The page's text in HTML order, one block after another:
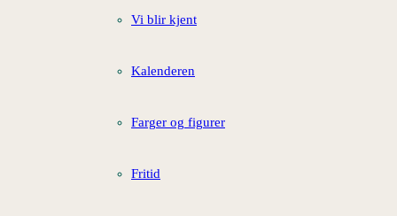
Vi blir kjent
Kalenderen
Farger og figurer
Fritid